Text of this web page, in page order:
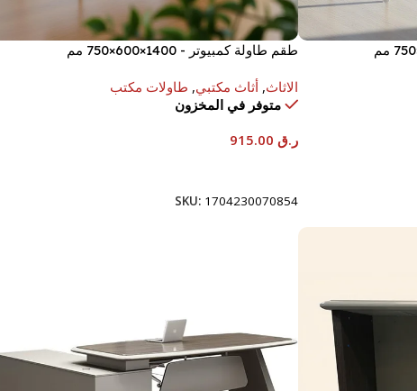
طقم طاولة كمبيوتر - 1400×600×750 مم
الاثاث, أثاث مكتبي, طاولات مكتب
متوفر في المخزون
ر.ق
SKU: 1704230070854